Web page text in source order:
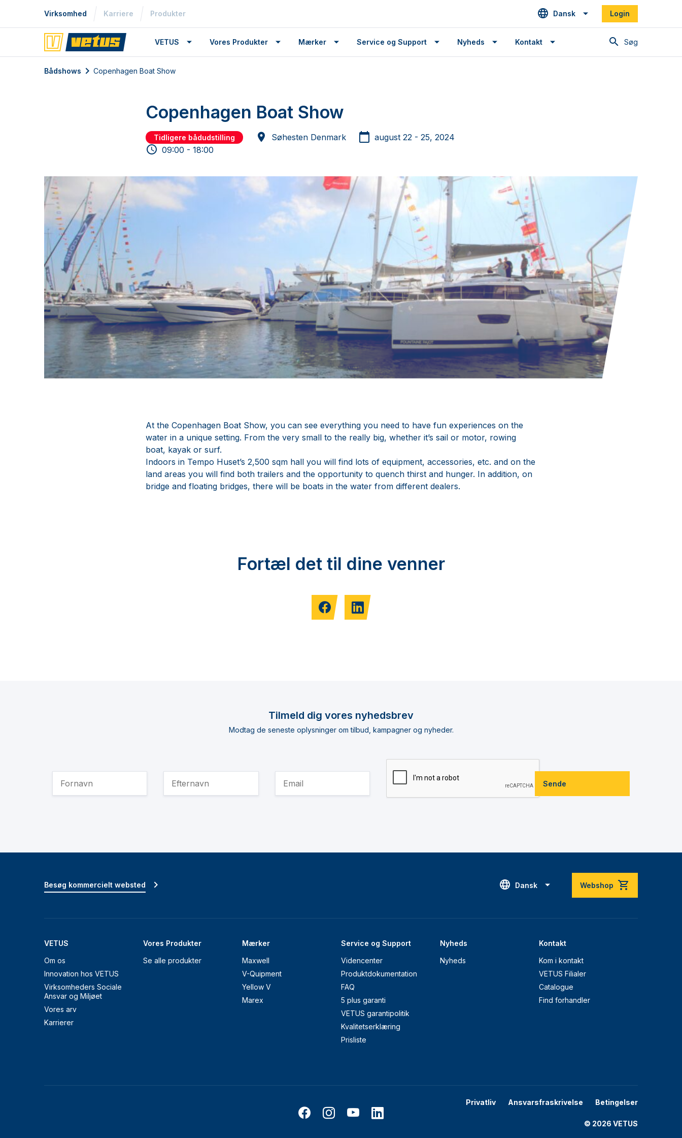
Virksomhed Karriere Produkter Dansk Login
Søg
VETUS Vores Produkter Mærker Service og Support Nyheds Kontakt
Bådshows Copenhagen Boat Show
Copenhagen Boat Show
Tidligere bådudstilling Søhesten Denmark
august 22 - 25, 2024
09:00 - 18:00
At the Copenhagen Boat Show, you can see everything you need to have fun experiences on the
water in a unique setting. From the very small to the really big, whether it’s sail or motor, rowing
boat, kayak or surf.
Indoors in Tempo Huset’s 2,500 sqm hall you will find lots of equipment, accessories, etc. and on the
land areas you will find both trailers and the opportunity to quench thirst and hunger. In addition, on
bridge and floating bridges, there will be boats in the water from different dealers.
Fortæl det til dine venner
Tilmeld dig vores nyhedsbrev
Modtag de seneste oplysninger om tilbud, kampagner og nyheder.
Sende
Dansk Webshop
VETUS
Om os
Innovation hos VETUS
Virksomheders Sociale
Ansvar og Miljøet
Vores arv
Karrierer
Vores Produkter
Se alle produkter
Mærker
Maxwell
V-Quipment
Yellow V
Marex
Service og Support
Videncenter
Produktdokumentation
FAQ
5 plus garanti
VETUS garantipolitik
Kvalitetserklæring
Prisliste
Nyheds
Nyheds
Kontakt
Kom i kontakt
VETUS Filialer
Catalogue
Find forhandler
Besøg kommercielt websted
Privatliv Ansvarsfraskrivelse Betingelser
© 2026 VETUS